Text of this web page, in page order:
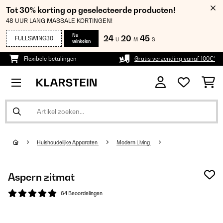
Tot 30% korting op geselecteerde producten!
48 UUR LANG MASSALE KORTINGEN!
FULLSWING30
Nu
winkelen
24 U 20 M 44 S
Flexibele betalingen Gratis verzending vanaf 100€*
Huishoudelijke Apparaten Modern Living
Aspern zitmat
64 Beoordelingen